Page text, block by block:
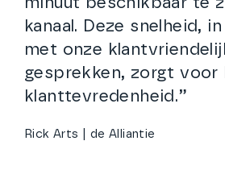
kanaal. Deze snelheid,
met onze
gesprekken, zorgt voor
klanttevredenheid.”
Rick Arts | de Alliantie